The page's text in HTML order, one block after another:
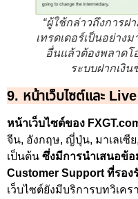
“ผู้ใช้กล่าวถึงการฝ
เทรดเดอร์เป็นอย่าง
อื่นแล้วต้องพลาดโ
ระบบฝากเงิน
9. หน้าเว็บไซต์และ
หน้าเว็บไซต์ของ
จีน, อังกฤษ, ญี่ปุ่น, มาเลเซี
เป็นต้น ซึ่งมีการนำเสนอข้
Customer Support ที่รอง
เว็บไซต์ยังมีบริการบทวิเค